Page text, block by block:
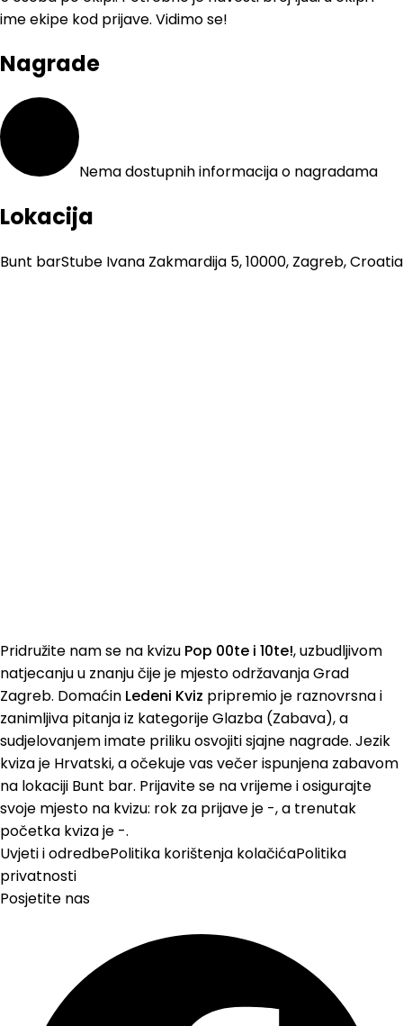
ime ekipe kod prijave. Vidimo se!
Nagrade
Nema dostupnih informacija o nagradama
Lokacija
Bunt barStube Ivana Zakmardija 5, 10000, Zagreb, Croatia
Pridružite nam se na kvizu Pop 00te i 10te!, uzbudljivom
natjecanju u znanju čije je mjesto održavanja Grad
Zagreb. Domaćin Ledeni Kviz pripremio je raznovrsna i
zanimljiva pitanja iz kategorije Glazba (Zabava), a
sudjelovanjem imate priliku osvojiti sjajne nagrade. Jezik
kviza je Hrvatski, a očekuje vas večer ispunjena zabavom
na lokaciji Bunt bar. Prijavite se na vrijeme i osigurajte
svoje mjesto na kvizu: rok za prijave je -, a trenutak
početka kviza je -.
Uvjeti i odredbePolitika korištenja kolačićaPolitika
privatnosti
Posjetite nas